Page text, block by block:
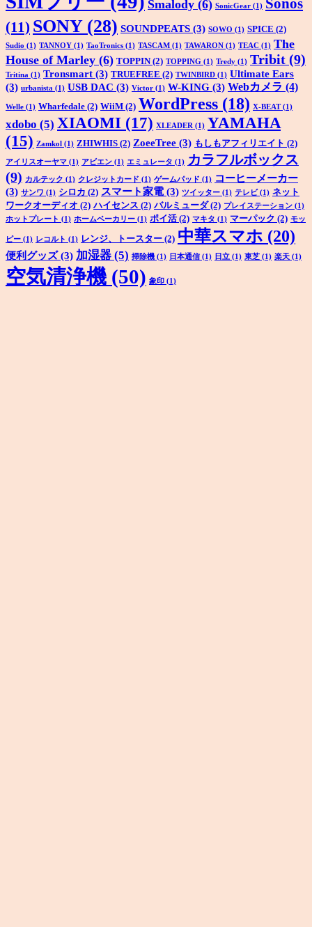
Smalody (6) SonicGear (1) Sonos
(11) SONY(28) SOUNDPEATS (3) SOWO (1) SPICE (2)
Sudio (1) TANNOY (1) TaoTronics (1) TASCAM (1) TAWARON (1) TEAC (1) The
House of Marley (6) TOPPIN(2) TOPPING (1) Tredy (1) Tribit (9)
Tritina (1) Tronsmart (3) TRUEFREE (2) TWINBIRD (1) Ultimate Ears
(3) urbanista (1) USB DAC (3) Victor (1) W-KING (3) Webカメラ (4)
Welle (1) Wharfedale (2) WiiM (2) WordPress (18) X-BEAT(1)
xdobo (5) XIAOMI (17) XLEADER (1) YAMAHA
(15) Zamkol (1) ZHIWHIS (2) ZoeeTree (3) もしもアフィリエイト (2)
アイリスオーヤマ (1) アビエン (1) エミュレータ (1) カラフルボックス
(9) カルテック (1) クレジットカード (1) ゲームパッド (1) コーヒーメーカー
(3) サンワ (1) シロカ (2) スマート家電 (3) ツイッター (1) テレビ(1) ネット
ワークオーディオ (2) ハイセンス (2) バルミューダ(2) プレイステーション (1)
ホットプレート (1) ホームベーカリー (1) ポイ活(2) マキタ (1) マーパック (2) モッ
ピー (1) レコルト (1) レンジ、トースター (2) 中華スマホ (20)
便利グッズ(3) 加湿器 (5) 掃除機 (1) 日本通信 (1) 日立 (1) 東芝 (1) 楽天 (1)
空気清浄機 (50) 象印 (1)